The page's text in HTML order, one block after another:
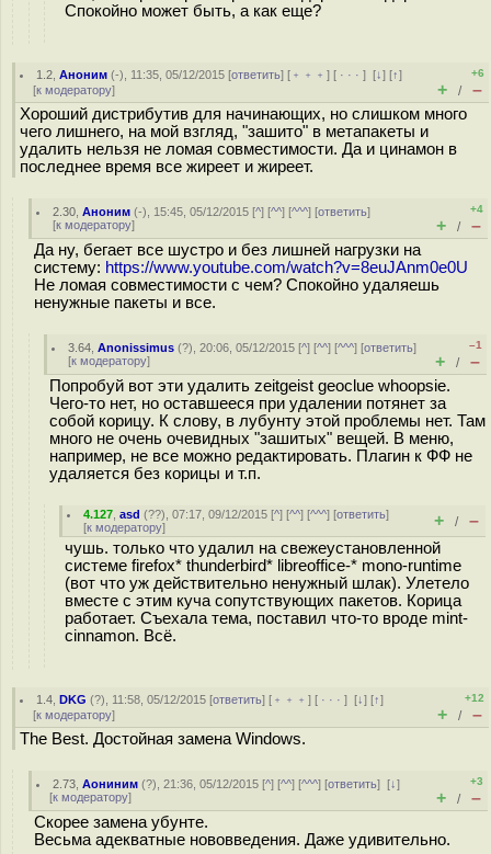
Спокойно может быть, а как еще?
1.2 ,Аноним (-), 11:35, 05/12/2015 [ответить] [ ﹢﹢﹢] [ · · ·][↓] [↑]
[к модератору]
+6
+ / –
Хороший дистрибутив для начинающих, но слишком много
чего лишнего, на мой взгляд, "зашито" в метапакеты и
удалить нельзя не ломая совместимости. Да и цинамон в
последнее время все жиреет и жиреет.
2.30 ,Аноним (-), 15:45, 05/12/2015 [^] [^^] [^^^] [ответить]
[к модератору]
+4
+ / –
Да ну, бегает все шустро и без лишней нагрузки на
систему: https://www.youtube.com/watch?v=8euJAnm0e0U
Не ломая совместимости с чем? Спокойно удаляешь
ненужные пакеты и все.
3.64 ,Anonissimus (?), 20:06, 05/12/2015 [^] [^^] [^^^] [ответить]
[к модератору]
–1
+ / –
Попробуй вот эти удалить zeitgeist geoclue whoopsie.
Чего-то нет, но оставшееся при удалении потянет за
собой корицу. К слову, в лубунту этой проблемы нет. Там
много не очень очевидных "зашитых" вещей. В меню,
например, не все можно редактировать. Плагин к ФФ не
удаляется без корицы и т.п.
4.127 ,asd (??), 07:17, 09/12/2015 [^] [^^] [^^^] [ответить]
[к модератору] + / –
чушь. только что удалил на свежеустановленной
системе firefox* thunderbird* libreoffice-* mono-runtime
(вот что уж действительно ненужный шлак). Улетело
вместе с этим куча сопутствующих пакетов. Корица
работает. Съехала тема, поставил что-то вроде mint-
cinnamon. Всё.
1.4 ,DKG (?), 11:58, 05/12/2015 [ответить] [ ﹢﹢﹢] [ · · ·][↓] [↑]
[к модератору]
+12
+ / –
The Best. Достойная замена Windows.
2.73 ,Аониним (?), 21:36, 05/12/2015 [^] [^^] [^^^] [ответить][↓]
[к модератору]
+3
+ / –
Скорее замена убунте.
Весьма адекватные нововведения. Даже удивительно.